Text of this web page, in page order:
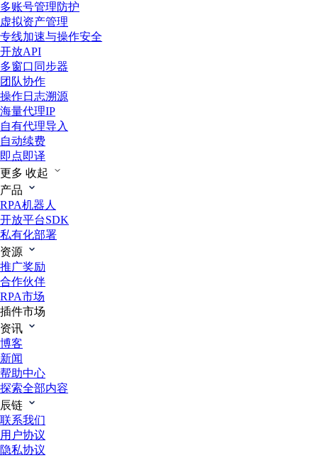
多账号管理防护
虚拟资产管理
专线加速与操作安全
开放API
多窗口同步器
团队协作
操作日志溯源
海量代理IP
自有代理导入
自动续费
即点即译
更多 收起
产品
RPA机器人
开放平台SDK
私有化部署
资源
推广奖励
合作伙伴
RPA市场
插件市场
资讯
博客
新闻
帮助中心
探索全部内容
辰链
联系我们
用户协议
隐私协议